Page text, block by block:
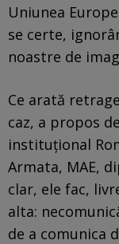
Uniunea
se certe,
noastre de
Ce arată
caz, a propos
instituțional
Armata, MAE,
clar, ele fac,
alta:
de a comunica